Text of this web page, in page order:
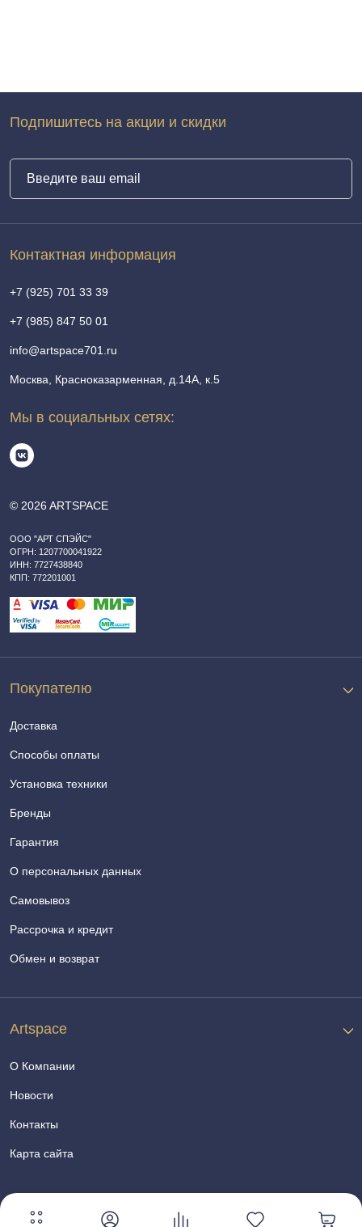
© 2026 ARTSPACE
ООО "АРТ СПЭЙС"
ОГРН: 1207700041922
ИНН: 7727438840
КПП: 772201001
Покупателю
Доставка
Способы оплаты
Установка техники
Бренды
Гарантия
О персональных данных
Самовывоз
Рассрочка и кредит
Обмен и возврат
Artspace
О Компании
Новости
Контакты
Карта сайта
Контактная информация
+7 (925) 701 33 39
+7 (985) 847 50 01
info@artspace701.ru
Москва, Красноказарменная, д.14А, к.5
Мы в социальных сетях:
Подпишитесь на акции и скидки